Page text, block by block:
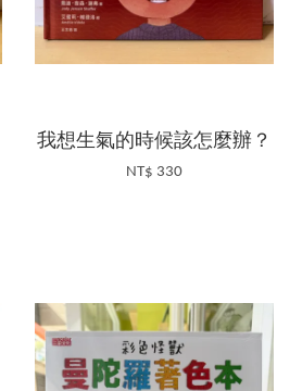
我想生氣的時候該怎麼辦？
NT$ 330